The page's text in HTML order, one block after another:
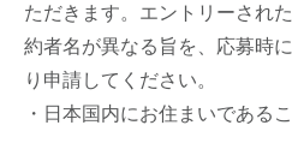
ただきます。エントリーされ
約者名が異なる旨を、応募時
り申請してください。
・日本国内にお住まいであるこ